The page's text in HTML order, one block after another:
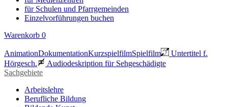
für Schulen und Pfarrgemeinden
Einzelvorführungen buchen
Warenkorb 0
AnimationDokumentationKurzspielfilmSpielfilm
Untertitel f.
Hörgesch.
Audiodeskription für Sehgeschädigte
Sachgebiete
Arbeitslehre
Berufliche Bildung